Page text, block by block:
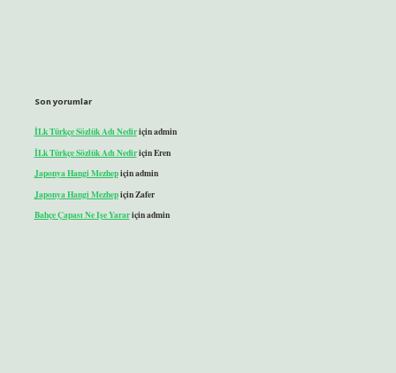
Son yorumlar
İLk Türkçe Sözlük Adı Nediriçinadmin
İLk Türkçe Sözlük Adı NediriçinEren
Japonya Hangi Mezhepiçinadmin
Japonya Hangi MezhepiçinZafer
Bahçe Çapası Ne Işe Yarariçinadmin